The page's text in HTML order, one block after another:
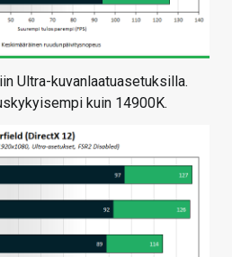
Ultra-kuvanlaatuasetuksilla.
kuin 14900K.